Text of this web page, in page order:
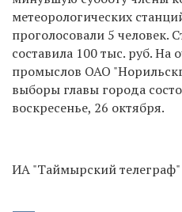
метеорологических
проголосовали 5 человек.
составила 100 тыс. руб. На
промыслов ОАО
выборы главы города
воскресенье, 26 октября.
ИА "Таймырский телеграф"